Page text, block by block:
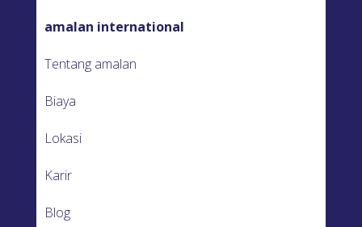
amalan international
Tentang amalan
Biaya
Lokasi
Karir
Blog